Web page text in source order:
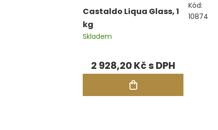
Castaldo Liqua Glass, 1
kg
Skladem
2 928,20 Kč
Kód:
10874